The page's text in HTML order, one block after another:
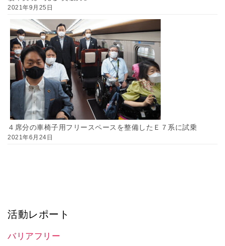
2021年9月25日
４席分の車椅子用フリースペースを整備したＥ７系に試乗
2021年6月24日
活動レポート
バリアフリー